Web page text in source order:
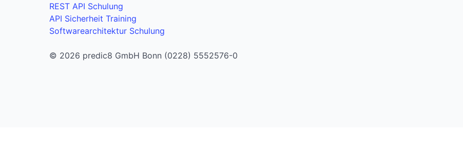
REST API Schulung
API Sicherheit Training
Softwarearchitektur Schulung
© 2026 predic8 GmbH Bonn (0228) 5552576-0